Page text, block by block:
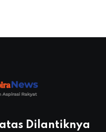
Dilantiknya